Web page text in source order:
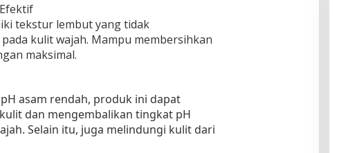
tekstur lembut yang tidak
kulit wajah. Mampu membersihkan
maksimal.
asam rendah, produk ini dapat
dan mengembalikan tingkat pH
Selain itu, juga melindungi kulit dari